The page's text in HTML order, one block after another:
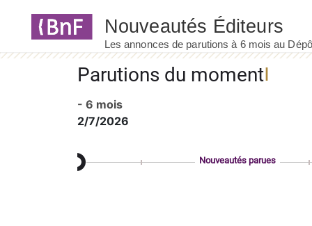
Parutions du moment
- 6 mois
2/7/2026
Nouveautés parues